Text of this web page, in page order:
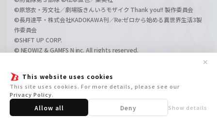
This website uses cookies
This site uses cookies. For more details, please see our
Privacy Policy.
Allow all Deny Show details
✕
©原悠衣・芳文社／劇場版きんいろモザイク Thank you!! 製作委員会
©長月達平・株式会社KADOKAWA刊／Re:ゼロから始める異世界生活3製
作委員会
©SHIFT UP CORP.
© NEOWIZ & GAMFS N inc. All rights reserved.
©GIRLS und PANZER Film Projekt
©GIRLS und PANZER Finale Projekt